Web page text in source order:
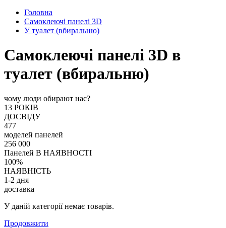
Головна
Самоклеючі панелі 3D
У туалет (вбиральню)
Самоклеючі панелі 3D в
туалет (вбиральню)
чому люди обирают нас?
13 РОКІВ
ДОСВІДУ
477
моделей панелей
256 000
Панелей В НАЯВНОСТІ
100%
НАЯВНІСТЬ
1-2 дня
доставка
У даній категорії немає товарів.
Продовжити